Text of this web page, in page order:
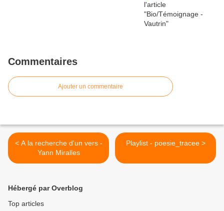
Commentaires
Ajouter un commentaire
< A la recherche d'un vers -
Yann Miralles
Playlist - poesie_tracee >
Hébergé par Overblog
Top articles